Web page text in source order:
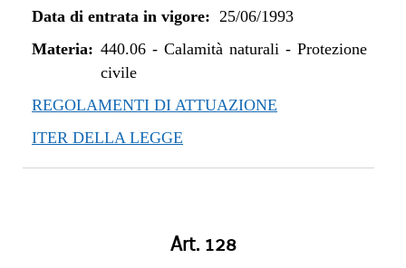
Data di entrata in vigore: 25/06/1993
Materia: 440.06- Calamità naturali - Protezione
civile
REGOLAMENTI DI ATTUAZIONE
ITER DELLA LEGGE
Art. 128